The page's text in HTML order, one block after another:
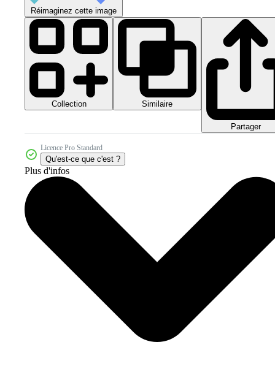
Réimaginez cette image
Collection Similaire
Partager
Licence Pro Standard
Qu'est-ce que c'est ?
Plus d'infos